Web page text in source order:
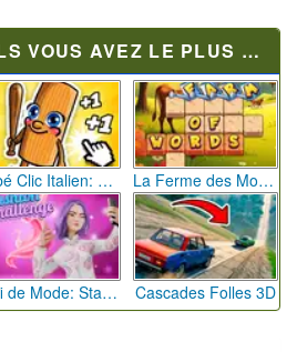
AVEZ LE PLUS JOUÉ
Bébé Clic Italien: La Folie des Petits Bambins La Ferme des Mots - Cultivez votre Vocabulaire
Défi de Mode: Star du Podium Cascades Folles 3D